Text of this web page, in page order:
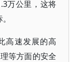
万公里，这将
高速发展的高
等方面的安全